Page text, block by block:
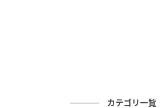
カテゴリ一覧